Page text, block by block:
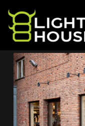
Skip to main content